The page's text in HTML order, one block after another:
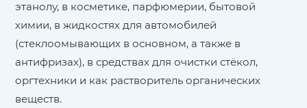
этанолу, в косметике, парфюмерии, бытовой
химии, в жидкостях для автомобилей
(стеклоомывающих в основном, а также в
антифризах), в средствах для очистки стёкол,
оргтехники и как растворитель органических
веществ.